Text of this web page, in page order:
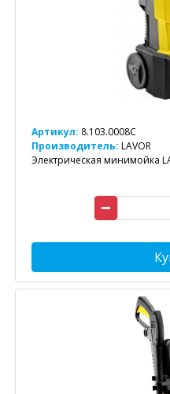
Артикул: 8.103.0008C
Производитель: LAVOR
Электрическая минимойка